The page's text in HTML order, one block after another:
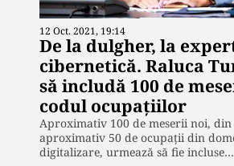
12 Oct. 2021, 19:14
De la dulgher, la
cibernetică. Raluca
să includă 100 de
codul ocupațiilor
Aproximativ 100 de meserii noi, din
aproximativ 50 de ocupaţii din
digitalizare, urmează să fie incluse…